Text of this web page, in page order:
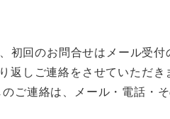
初回のお問合せはメール受付
返しご連絡をさせていただき
ご連絡は、メール・電話・